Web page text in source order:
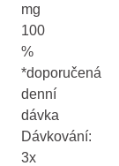
mg
100
%
*doporučená
denní
dávka
Dávkování:
3x